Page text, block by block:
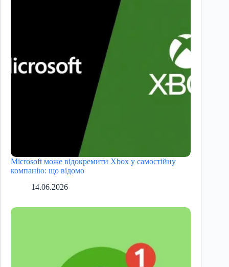
Microsoft може відокремити Xbox у самостійну
компанію: що відомо
14.06.2026